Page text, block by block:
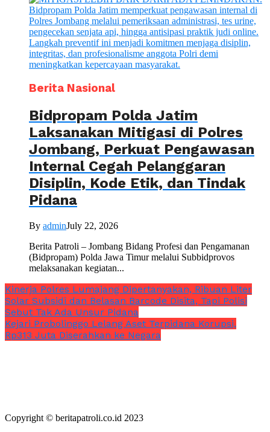
Berita Nasional
Bidpropam Polda Jatim
Laksanakan Mitigasi di Polres
Jombang, Perkuat Pengawasan
Internal Cegah Pelanggaran
Disiplin, Kode Etik, dan Tindak
Pidana
By adminJuly 22, 2026
Berita Patroli – Jombang Bidang Profesi dan Pengamanan
(Bidpropam) Polda Jawa Timur melalui Subbidprovos
melaksanakan kegiatan...
Kinerja Polres Lumajang Dipertanyakan, Ribuan Liter
Solar Subsidi dan Belasan Barcode Disita, Tapi Polisi
Sebut Tak Ada Unsur Pidana
Kejari Probolinggo Lelang Aset Terpidana Korupsi,
Rp313 Juta Diserahkan ke Negara
Copyright © beritapatroli.co.id 2023